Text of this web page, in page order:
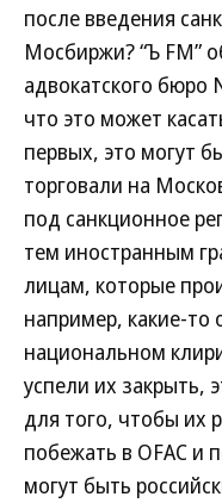
после введения
Мосбиржи? “Ъ FM”
адвокатского
что это может
первых, это могут
торговали на
под санкционное
тем иностранным
лицам, которые
например, какие-то
национальном
успели их закрыть,
для того, чтобы их
побежать в OFAC и
могут быть